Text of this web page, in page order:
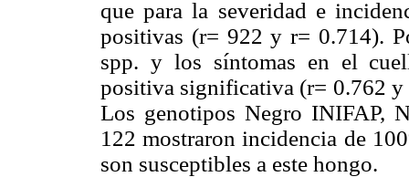
que para la severidad e
positivas (r= 922 y r= 0.714).
spp. y los síntomas en el
positiva significativa (r= 0.762
Los genotipos Negro INIFAP,
122 mostraron incidencia de
son susceptibles a este hongo.